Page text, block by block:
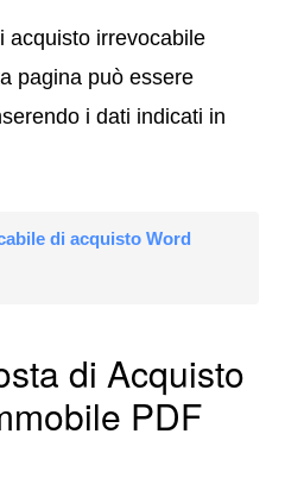
acquisto irrevocabile
pagina può essere
i dati indicati in
di acquisto Word
di Acquisto
PDF